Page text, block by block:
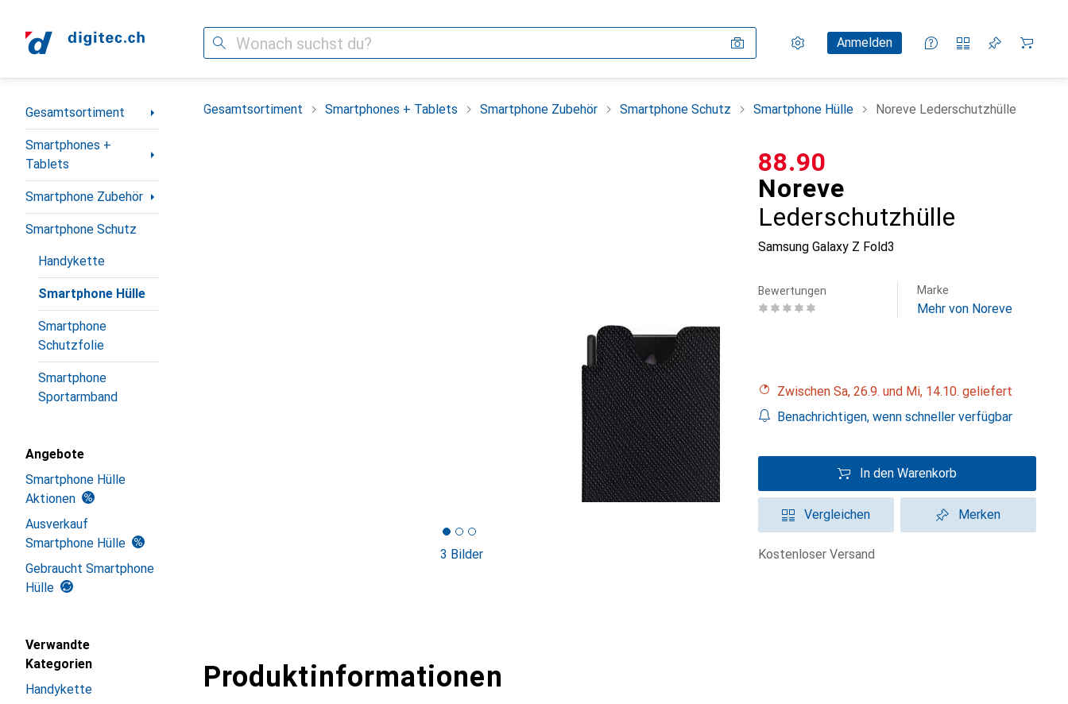
Suche Einstellungen
KundenkontoAnmelden
Vergleichslisten
Merklisten
Warenkorb
Navigation nach Kategorien
Gesamtsortiment
Smartphones +
Tablets
Smartphone Zubehör
Smartphone Schutz
Handykette
Smartphone Hülle
Smartphone
Schutzfolie
Smartphone
Sportarmband
Angebote
Smartphone Hülle
Aktionen
Ausverkauf
Smartphone Hülle
Gebraucht Smartphone
Hülle
Verwandte
Kategorien
Handykette
Gesamtsortiment Smartphones + Tablets Smartphone Zubehör Smartphone Schutz Smartphone Hülle Noreve Lederschutzhülle
3 Bilder
Noreve
Lederschutzhülle
Samsung Galaxy Z Fold3
CHF
88.90
Bewertungen Marke
Mehr von Noreve
Zwischen Sa, 26.9. und Mi, 14.10. geliefert
Benachrichtigen, wenn schneller verfügbar
In den Warenkorb
Vergleichen Merken
kostenloser Versand
Produktinformationen